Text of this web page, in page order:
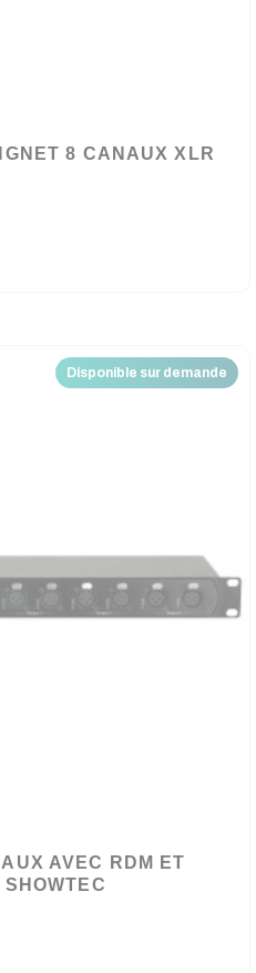
8 CANAUX XLR
Disponible sur demande
AVEC RDM ET